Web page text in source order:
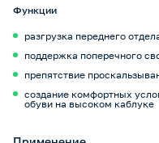
Функции
разгрузка переднего
поддержка поперечного
препятствие
создание комфортных
обуви на высоком каблуке